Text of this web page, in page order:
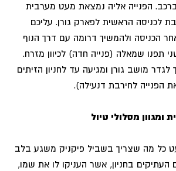
הפנייה אליה נמצאת מעט מערבית
לכניסה הראשית לפארק גורן. עליכם
הכניסה ולהמשיך דרומה עם דרך הנוף
תפנו שמאלה (פנייה חדה) לכיוון מזרח.
מושב גורן ומגיעה עד לחניון הזיתים
הפנייה לחירבת דנעילה).
ומגוון מסלולי טיול
כל מה שצריך בשביל פיקניק משגע בלב
בחניון, אשר העניקו לו את שמו,